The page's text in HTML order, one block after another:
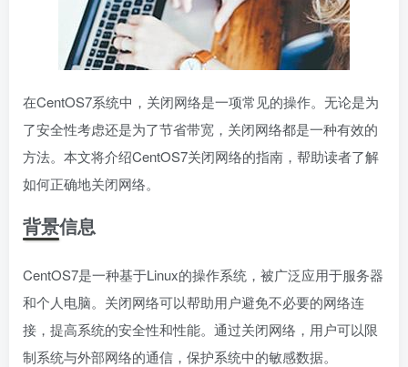
在CentOS7系统中，关闭网络是一项常见的操作。无论是为
了安全性考虑还是为了节省带宽，关闭网络都是一种有效的
方法。本文将介绍CentOS7关闭网络的指南，帮助读者了解
如何正确地关闭网络。
背景信息
CentOS7是一种基于Linux的操作系统，被广泛应用于服务器
和个人电脑。关闭网络可以帮助用户避免不必要的网络连
接，提高系统的安全性和性能。通过关闭网络，用户可以限
制系统与外部网络的通信，保护系统中的敏感数据。